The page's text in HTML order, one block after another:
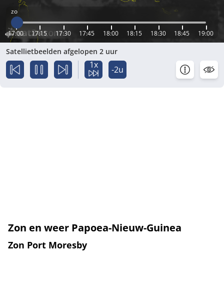
zo
17:00 17:15 17:30 17:45 18:00 18:15 18:30 18:45 19:00
Satellietbeelden afgelopen 2 uur
1x -2u
Zon en weer Papoea-Nieuw-Guinea
Zon Port Moresby